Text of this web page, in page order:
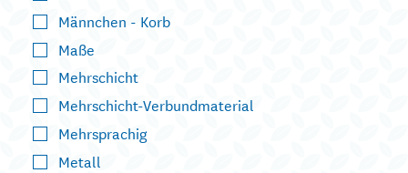
Männchen - Korb
Maße
Mehrschicht
Mehrschicht-Verbundmaterial
Mehrsprachig
Metall